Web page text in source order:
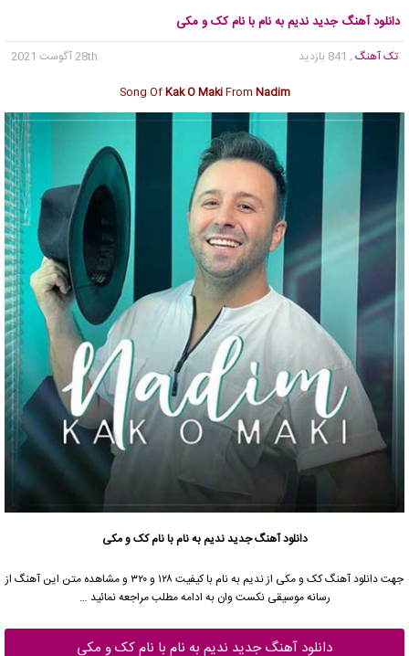
دانلود آهنگ جدید ندیم به نام با نام کک و مکی
تک آهنگ , 841 بازدید
28th آگوست 2021
Song OfKak O MakiFrom Nadim
دانلود آهنگ جدیدندیم به نام با نام کک و مکی
جهت دانلود آهنگ کک و مکی از ندیم به نام با کیفیت ۱۲۸ و ۳۲۰ و مشاهده متن این آهنگ از
رسانه موسیقی نکست وان به ادامه مطلب مراجعه نمائید …
دانلود آهنگ جدید ندیم به نام با نام کک و مکی